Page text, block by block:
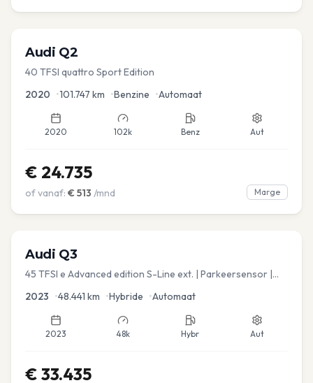
Audi Q2
40 TFSI quattro Sport Edition
2020 •101.747 km •Benzine •Automaat
2020 102k Benz Aut
€ 24.735
of vanaf: € 513 /mnd Marge
Audi Q3
45 TFSI e Advanced edition S-Line ext. | Parkeersensor |
2023 •48.441 km •Hybride •Automaat
2023 48k Hybr Aut
€ 33.435